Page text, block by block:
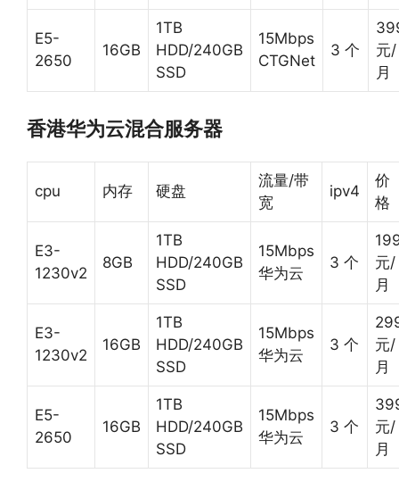
E5-
2650
16GB
1TB
HDD/240GB
SSD
15Mbps
CTGNet
3 个
元/
月
香港华为云混合服务器
cpu 内存 硬盘
流量/带
宽
ipv4
价
格
E3-
1230v2
8GB
1TB
HDD/240GB
SSD
15Mbps
华为云
3 个
元/
月
E3-
1230v2
16GB
1TB
HDD/240GB
SSD
15Mbps
华为云
3 个
元/
月
E5-
2650
16GB
1TB
HDD/240GB
SSD
15Mbps
华为云
3 个
元/
月